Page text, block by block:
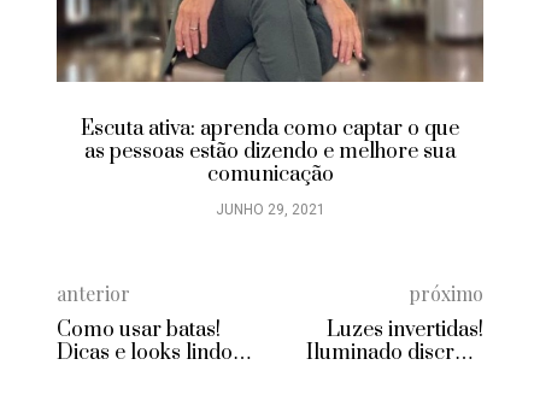
Escuta ativa: aprenda como captar o que
as pessoas estão dizendo e melhore sua
comunicação
JUNHO 29, 2021
anterior
Como usar batas!
Dicas e looks lindos
próximo
Luzes invertidas!
Iluminado discreto